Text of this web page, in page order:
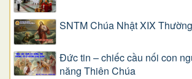
SNTM Chúa Nhật XIX
Đức tin – chiếc cầu nối con
năng Thiên Chúa